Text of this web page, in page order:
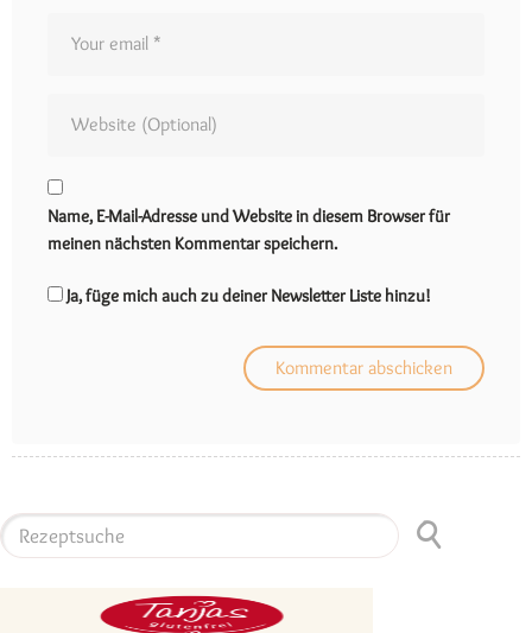
Name, E-Mail-Adresse und Website in diesem Browser für
meinen nächsten Kommentar speichern.
Ja, füge mich auch zu deiner Newsletter Liste hinzu!